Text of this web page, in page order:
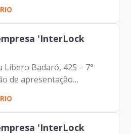
'InterLock
Líbero Badaró, 425 – 7°
de apresentação
Johann Nogueira
Gonçalves Pimentel
–...
'InterLock